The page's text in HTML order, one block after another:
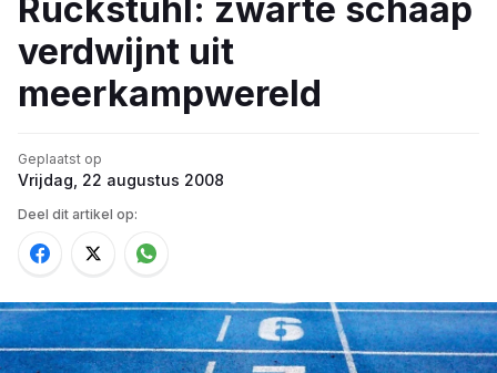
Ruckstuhl: zwarte schaap
verdwijnt uit
meerkampwereld
Geplaatst op
Vrijdag, 22 augustus 2008
Deel dit artikel op: